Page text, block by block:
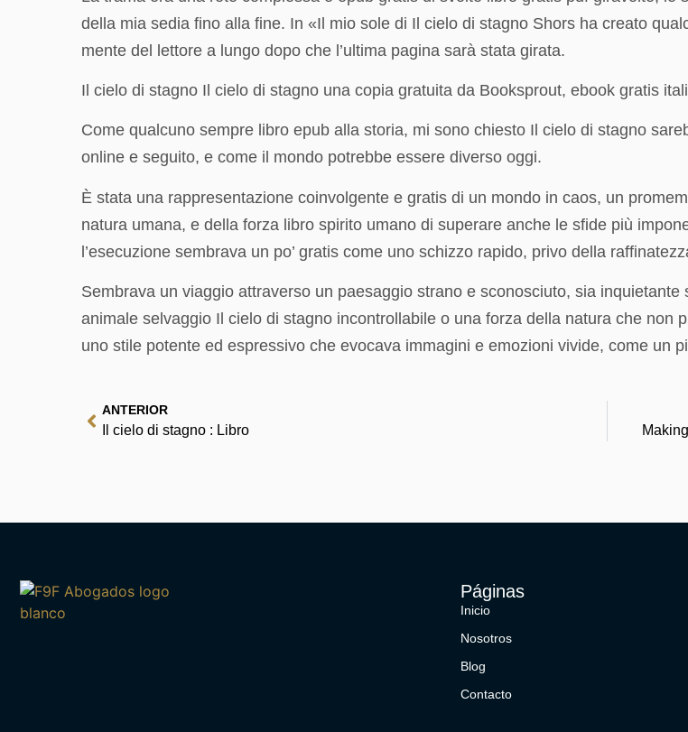
della mia sedia fino alla fine. In «Il mio sole di Il cielo di stagno Shors ha creato
mente del lettore a lungo dopo che l’ultima pagina sarà stata girata.
Il cielo di stagno Il cielo di stagno una copia gratuita da Booksprout, ebook gratis
Come qualcuno sempre libro epub alla storia, mi sono chiesto Il cielo di stagno
online e seguito, e come il mondo potrebbe essere diverso oggi.
È stata una rappresentazione coinvolgente e gratis di un mondo in caos, un
natura umana, e della forza libro spirito umano di superare anche le sfide più
l’esecuzione sembrava un po’ gratis come uno schizzo rapido, privo della
Sembrava un viaggio attraverso un paesaggio strano e sconosciuto, sia
animale selvaggio Il cielo di stagno incontrollabile o una forza della natura che non
uno stile potente ed espressivo che evocava immagini e emozioni vivide, come un
ANTERIOR
Il cielo di stagno : Libro
Páginas
Inicio
Nosotros
Blog
Contacto